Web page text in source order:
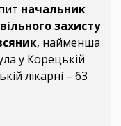
начальник
захисту
, найменша
у Корецькій
лікарні – 63